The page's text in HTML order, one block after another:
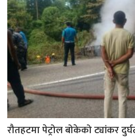
रौतहटमा पेट्रोल बोकेको ट्यांकर